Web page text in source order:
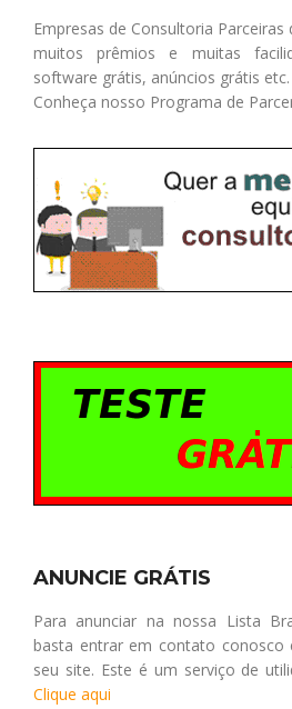
Empresas de Consultoria Parceiras
muitos prêmios e muitas
software grátis, anúncios grátis etc.
Conheça nosso Programa de
ANUNCIE GRÁTIS
Para anunciar na nossa Lista
basta entrar em contato conosco
seu site. Este é um serviço de
Clique aqui